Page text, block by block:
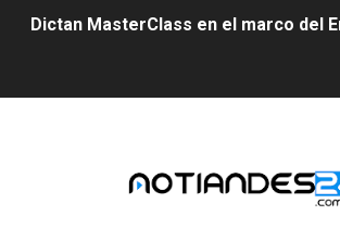
Dictan MasterClass en el marco del
Gobernador Arnaldo Sánchez